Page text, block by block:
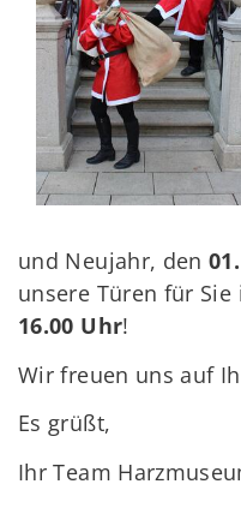
und Neujahr, den
unsere Türen für
16.00 Uhr!
Wir freuen uns auf
Es grüßt,
Ihr Team